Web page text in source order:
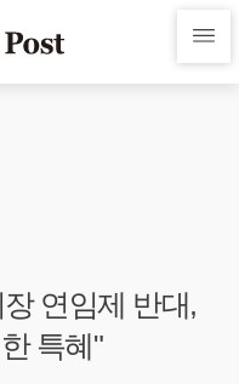
연임제 반대,
특혜"